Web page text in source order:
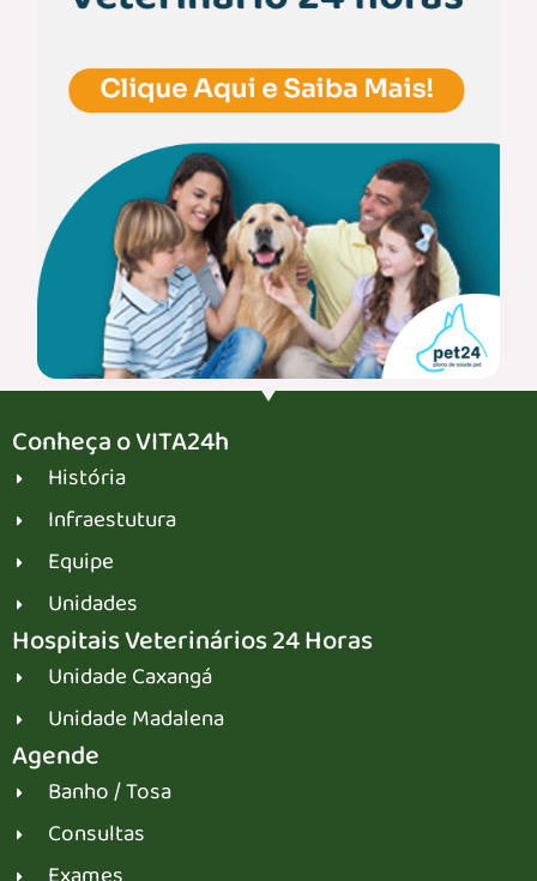
Conheça o VITA24h
História
Infraestutura
Equipe
Unidades
Hospitais Veterinários 24 Horas
Unidade Caxangá
Unidade Madalena
Agende
Banho / Tosa
Consultas